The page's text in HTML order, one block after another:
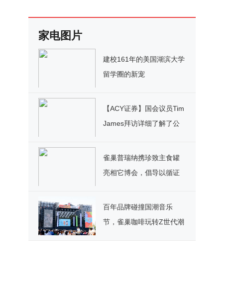
家电图片
建校161年的美国湖滨大学
留学圈的新宠
【ACY证券】国会议员Tim
James拜访详细了解了公
雀巢普瑞纳携珍致主食罐
亮相它博会，倡导以循证
百年品牌碰撞国潮音乐
节，雀巢咖啡玩转Z世代潮